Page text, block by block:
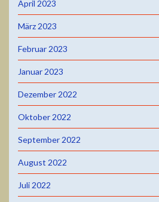
April 2023
März 2023
Februar 2023
Januar 2023
Dezember 2022
Oktober 2022
September 2022
August 2022
Juli 2022